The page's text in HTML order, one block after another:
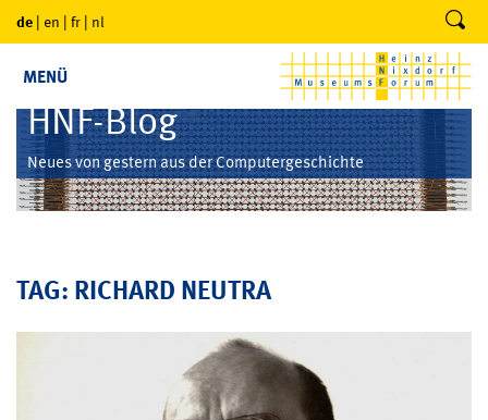
de | en | fr | nl
MENÜ
HNF-Blog
Neues von gestern aus der Computergeschichte
TAG: RICHARD NEUTRA